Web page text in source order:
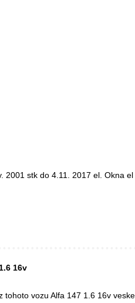
2001 stk do 4.11. 2017 el. Okna
16v
tohoto vozu Alfa 147 1.6 16v